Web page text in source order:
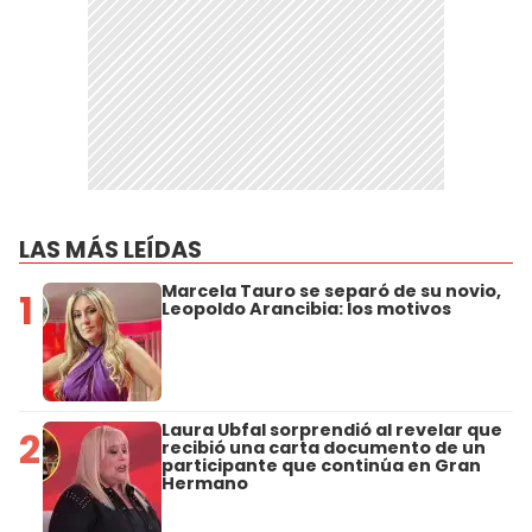
LAS MÁS LEÍDAS
1 Marcela Tauro se separó de su novio,
Leopoldo Arancibia: los motivos
2 Laura Ubfal sorprendió al revelar que
recibió una carta documento de un
participante que continúa en Gran
Hermano